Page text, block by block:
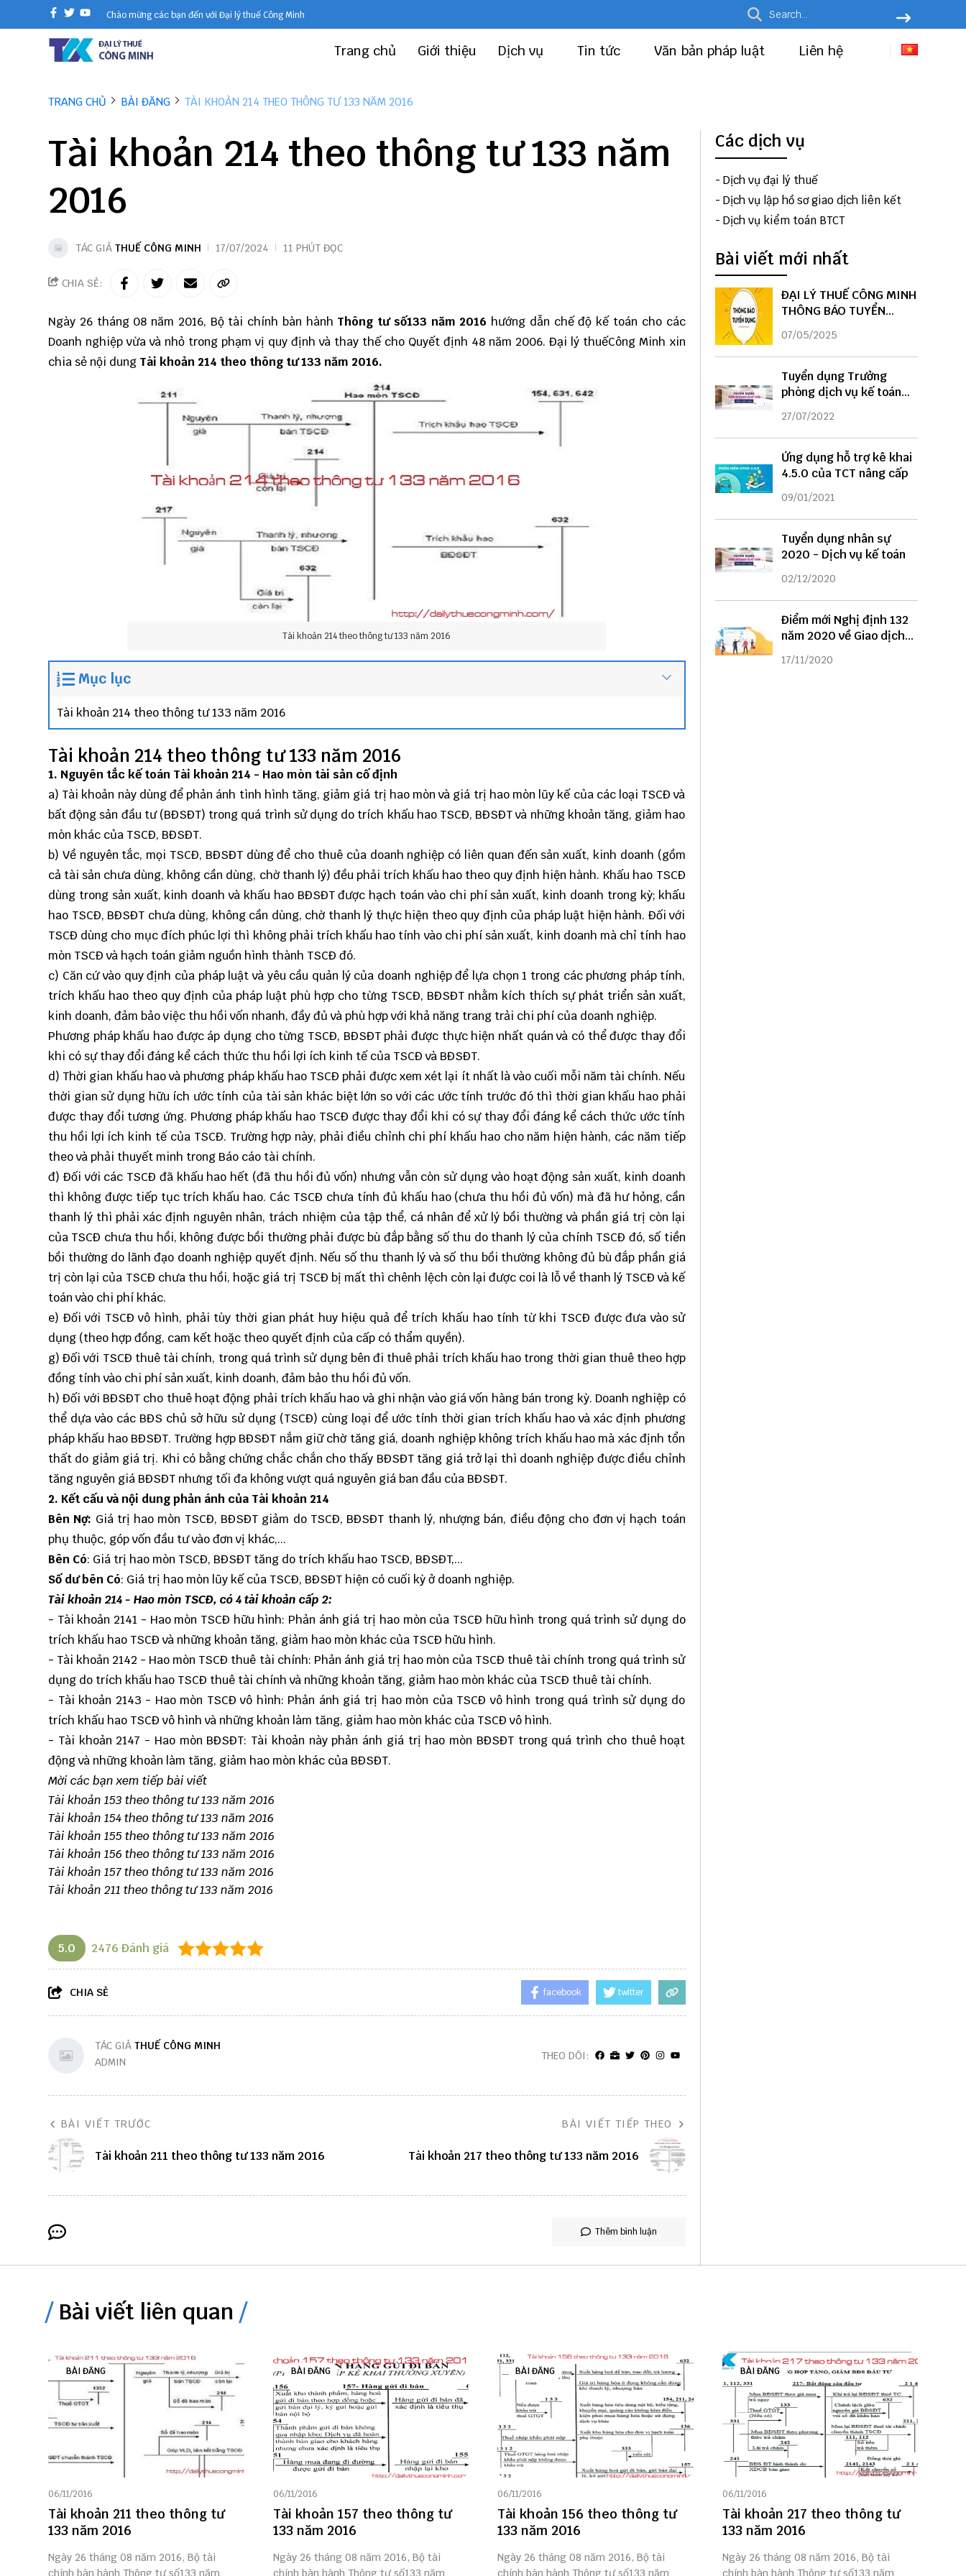
Chào mừng các bạn đến với Đại lý thuế Công Minh
Trang chủ Giới thiệu Dịch vụ Tin tức Văn bản pháp luật Liên hệ
TRANG CHỦ BÀI ĐĂNG TÀI KHOẢN 214 THEO THÔNG TƯ 133 NĂM 2016
Tài khoản 214 theo thông tư 133 năm
2016
TÁC GIẢ THUẾ CÔNG MINH 17/07/2024 11 PHÚT ĐỌC
CHIA SẺ:
Ngày 26 tháng 08 năm 2016, Bộ tài chính bàn hành Thông tư số133 năm 2016 hướng dẫn chế độ kế toán cho các
Doanh nghiệp vừa và nhỏ trong phạm vị quy định và thay thế cho Quyết định 48 năm 2006.Đại lý thuếCông Minh xin
chia sẻ nội dung Tài khoản 214 theo thông tư 133 năm 2016.
Tài khoản 214 theo thông tư 133 năm 2016
Mục lục
Tài khoản 214 theo thông tư 133 năm 2016
Tài khoản 214 theo thông tư 133 năm 2016
1. Nguyên tắc kế toán Tài khoản 214 - Hao mòn tài sản cố định
a) Tài khoản này dùng để phản ánh tình hình tăng, giảm giá trị hao mòn và giá trị hao mòn lũy kế của các loại TSCĐ và
bất động sản đầu tư (BĐSĐT) trong quá trình sử dụng do trích khấu hao TSCĐ, BĐSĐT và những khoản tăng, giảm hao
mòn khác của TSCĐ, BĐSĐT.
b) Về nguyên tắc, mọi TSCĐ, BĐSĐT dùng để cho thuê của doanh nghiệp có liên quan đến sản xuất, kinh doanh (gồm
cả tài sản chưa dùng, không cần dùng, chờ thanh lý) đều phải trích khấu hao theo quy định hiện hành. Khấu hao TSCĐ
dùng trong sản xuất, kinh doanh và khấu hao BĐSĐT được hạch toán vào chi phí sản xuất, kinh doanh trong kỳ; khấu
hao TSCĐ, BĐSĐT chưa dùng, không cần dùng, chờ thanh lý thực hiện theo quy định của pháp luật hiện hành. Đối với
TSCĐ dùng cho mục đích phúc lợi thì không phải trích khấu hao tính vào chi phí sản xuất, kinh doanh mà chỉ tính hao
mòn TSCĐ và hạch toán giảm nguồn hình thành TSCĐ đó.
c) Căn cứ vào quy định của pháp luật và yêu cầu quản lý của doanh nghiệp để lựa chọn 1 trong các phương pháp tính,
trích khấu hao theo quy định của pháp luật phù hợp cho từng TSCĐ, BĐSĐT nhằm kích thích sự phát triển sản xuất,
kinh doanh, đảm bảo việc thu hồi vốn nhanh, đầy đủ và phù hợp với khả năng trang trải chi phí của doanh nghiệp.
Phương pháp khấu hao được áp dụng cho từng TSCĐ, BĐSĐT phải được thực hiện nhất quán và có thể được thay đổi
khi có sự thay đổi đáng kể cách thức thu hồi lợi ích kinh tế của TSCĐ và BĐSĐT.
d) Thời gian khấu hao và phương pháp khấu hao TSCĐ phải được xem xét lại ít nhất là vào cuối mỗi năm tài chính. Nếu
thời gian sử dụng hữu ích ước tính của tài sản khác biệt lớn so với các ước tính trước đó thì thời gian khấu hao phải
được thay đổi tương ứng. Phương pháp khấu hao TSCĐ được thay đổi khi có sự thay đổi đáng kể cách thức ước tính
thu hồi lợi ích kinh tế của TSCĐ. Trường hợp này, phải điều chỉnh chi phí khấu hao cho năm hiện hành, các năm tiếp
theo và phải thuyết minh trong Báo cáo tài chính.
đ) Đối với các TSCĐ đã khấu hao hết (đã thu hồi đủ vốn) nhưng vẫn còn sử dụng vào hoạt động sản xuất, kinh doanh
thì không được tiếp tục trích khấu hao. Các TSCĐ chưa tính đủ khấu hao (chưa thu hồi đủ vốn) mà đã hư hỏng, cần
thanh lý thì phải xác định nguyên nhân, trách nhiệm của tập thể, cá nhân để xử lý bồi thường và phần giá trị còn lại
của TSCĐ chưa thu hồi, không được bồi thường phải được bù đắp bằng số thu do thanh lý của chính TSCĐ đó, số tiền
bồi thường do lãnh đạo doanh nghiệp quyết định. Nếu số thu thanh lý và số thu bồi thường không đủ bù đắp phần giá
trị còn lại của TSCĐ chưa thu hồi, hoặc giá trị TSCĐ bị mất thì chênh lệch còn lại được coi là lỗ về thanh lý TSCĐ và kế
toán vào chi phí khác.
e) Đối với TSCĐ vô hình, phải tùy thời gian phát huy hiệu quả để trích khấu hao tính từ khi TSCĐ được đưa vào sử
dụng (theo hợp đồng, cam kết hoặc theo quyết định của cấp có thẩm quyền).
g) Đối với TSCĐ thuê tài chính, trong quá trình sử dụng bên đi thuê phải trích khấu hao trong thời gian thuê theo hợp
đồng tính vào chi phí sản xuất, kinh doanh, đảm bảo thu hồi đủ vốn.
h) Đối với BĐSĐT cho thuê hoạt động phải trích khấu hao và ghi nhận vào giá vốn hàng bán trong kỳ. Doanh nghiệp có
thể dựa vào các BĐS chủ sở hữu sử dụng (TSCĐ) cùng loại để ước tính thời gian trích khấu hao và xác định phương
pháp khấu hao BĐSĐT. Trường hợp BĐSĐT nắm giữ chờ tăng giá, doanh nghiệp không trích khấu hao mà xác định tổn
thất do giảm giá trị. Khi có bằng chứng chắc chắn cho thấy BĐSĐT tăng giá trở lại thì doanh nghiệp được điều chỉnh
tăng nguyên giá BĐSĐT nhưng tối đa không vượt quá nguyên giá ban đầu của BĐSĐT.
2. Kết cấu và nội dung phản ánh của Tài khoản 214
Bên Nợ: Giá trị hao mòn TSCĐ, BĐSĐT giảm do TSCĐ, BĐSĐT thanh lý, nhượng bán, điều động cho đơn vị hạch toán
phụ thuộc, góp vốn đầu tư vào đơn vị khác,...
Bên Có: Giá trị hao mòn TSCĐ, BĐSĐT tăng do trích khấu hao TSCĐ, BĐSĐT,...
Số dư bên Có: Giá trị hao mòn lũy kế của TSCĐ, BĐSĐT hiện có cuối kỳ ở doanh nghiệp.
Tài khoản 214 - Hao mòn TSCĐ, có 4 tài khoản cấp 2:
- Tài khoản 2141 - Hao mòn TSCĐ hữu hình: Phản ánh giá trị hao mòn của TSCĐ hữu hình trong quá trình sử dụng do
trích khấu hao TSCĐ và những khoản tăng, giảm hao mòn khác của TSCĐ hữu hình.
- Tài khoản 2142 - Hao mòn TSCĐ thuê tài chính: Phản ánh giá trị hao mòn của TSCĐ thuê tài chính trong quá trình sử
dụng do trích khấu hao TSCĐ thuê tài chính và những khoản tăng, giảm hao mòn khác của TSCĐ thuê tài chính.
- Tài khoản 2143 - Hao mòn TSCĐ vô hình: Phản ánh giá trị hao mòn của TSCĐ vô hình trong quá trình sử dụng do
trích khấu hao TSCĐ vô hình và những khoản làm tăng, giảm hao mòn khác của TSCĐ vô hình.
- Tài khoản 2147 - Hao mòn BĐSĐT: Tài khoản này phản ánh giá trị hao mòn BĐSĐT trong quá trình cho thuê hoạt
động và những khoản làm tăng, giảm hao mòn khác của BĐSĐT.
Mời các bạn xem tiếp bài viết
Tài khoản 153 theo thông tư 133 năm 2016
Tài khoản 154 theo thông tư 133 năm 2016
Tài khoản 155 theo thông tư 133 năm 2016
Tài khoản 156 theo thông tư 133 năm 2016
Tài khoản 157 theo thông tư 133 năm 2016
Tài khoản 211 theo thông tư 133 năm 2016
5.0 2476 Đánh giá
CHIA SẺ facebook twitter
TÁC GIẢ THUẾ CÔNG MINH
ADMIN
THEO DÕI:
BÀI VIẾT TRƯỚC
Tài khoản 211 theo thông tư 133 năm 2016
BÀI VIẾT TIẾP THEO
Tài khoản 217 theo thông tư 133 năm 2016
Thêm bình luận
Các dịch vụ
- Dịch vụ đại lý thuế
- Dịch vụ lập hồ sơ giao dịch liên kết
- Dịch vụ kiểm toán BTCT
Bài viết mới nhất
ĐẠI LÝ THUẾ CÔNG MINH
THÔNG BÁO TUYỂN
DỤNG
07/05/2025
Tuyển dụng Trưởng
phòng dịch vụ kế toán
năm 2022
27/07/2022
Ứng dụng hỗ trợ kê khai
4.5.0 của TCT nâng cấp
09/01/2021
Tuyển dụng nhân sự
2020 - Dịch vụ kế toán
02/12/2020
Điểm mới Nghị định 132
năm 2020 về Giao dịch
liên kết
17/11/2020
Bài viết liên quan
BÀI ĐĂNG
06/11/2016
Tài khoản 211 theo thông tư
133 năm 2016
Ngày 26 tháng 08 năm 2016, Bộ tài
chính bàn hành Thông tư số133 năm
BÀI ĐĂNG
06/11/2016
Tài khoản 157 theo thông tư
133 năm 2016
Ngày 26 tháng 08 năm 2016, Bộ tài
chính bàn hành Thông tư số133 năm
BÀI ĐĂNG
06/11/2016
Tài khoản 156 theo thông tư
133 năm 2016
Ngày 26 tháng 08 năm 2016, Bộ tài
chính bàn hành Thông tư số133 năm
BÀI ĐĂNG
06/11/2016
Tài khoản 217 theo thông tư
133 năm 2016
Ngày 26 tháng 08 năm 2016, Bộ tài
chính bàn hành Thông tư số133 năm